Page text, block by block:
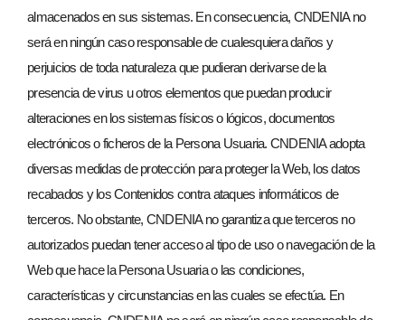
almacenados en sus sistemas. En consecuencia, CNDENIA no
será en ningún caso responsable de cualesquiera daños y
perjuicios de toda naturaleza que pudieran derivarse de la
presencia de virus u otros elementos que puedan producir
alteraciones en los sistemas físicos o lógicos, documentos
electrónicos o ficheros de la Persona Usuaria. CNDENIA adopta
diversas medidas de protección para proteger la Web, los datos
recabados y los Contenidos contra ataques informáticos de
terceros. No obstante, CNDENIA no garantiza que terceros no
autorizados puedan tener acceso al tipo de uso o navegación de la
Web que hace la Persona Usuaria o las condiciones,
características y circunstancias en las cuales se efectúa. En